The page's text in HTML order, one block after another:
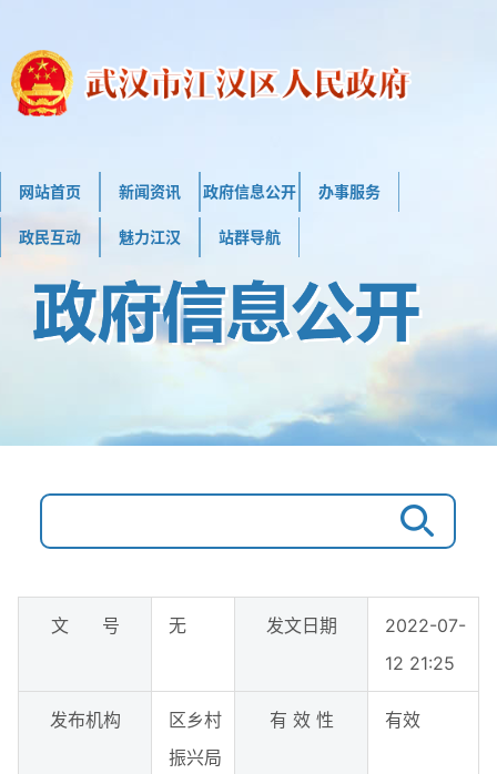
网站首页 新闻资讯 政府信息公开 办事服务
政民互动 魅力江汉 站群导航
文 号 无 发文日期
2022-07-
12 21:25
发布机构
区乡村
振兴局
有 效 性 有效